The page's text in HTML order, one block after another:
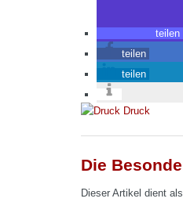
teilen
teilen
teilen
Druck
Die
Dieser Artikel dient